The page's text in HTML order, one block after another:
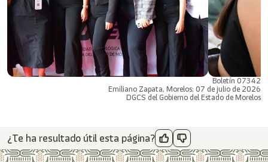
Boletín 07342
Emiliano Zapata, Morelos; 07 de julio de 2026
DGCS del Gobierno del Estado de Morelos
¿Te ha resultado útil esta página?